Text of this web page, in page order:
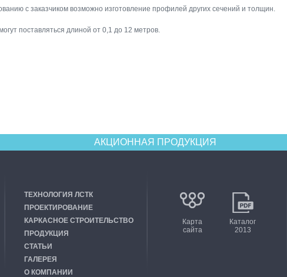
с заказчиком возможно изготовление профилей других сечений и толщин.
поставляться длиной от 0,1 до 12 метров.
АКЦИОННАЯ ПРОДУКЦИЯ
ТЕХНОЛОГИЯ ЛСТК
ПРОЕКТИРОВАНИЕ
КАРКАСНОЕ СТРОИТЕЛЬСТВО
ПРОДУКЦИЯ
СТАТЬИ
ГАЛЕРЕЯ
О КОМПАНИИ
Карта
сайта
Каталог
2013